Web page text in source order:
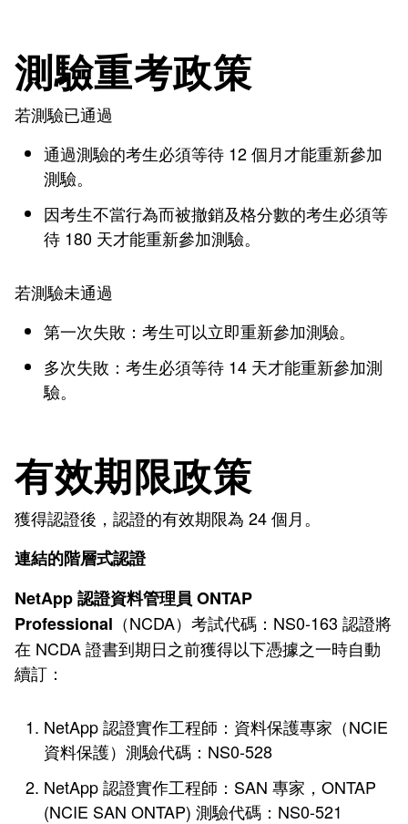
測驗重考政策
若測驗已通過
通過測驗的考生必須等待 12 個月才能重新參加
測驗。
因考生不當行為而被撤銷及格分數的考生必須等
待 180 天才能重新參加測驗。
若測驗未通過
第一次失敗：考生可以立即重新參加測驗。
多次失敗：考生必須等待 14 天才能重新參加測
驗。
有效期限政策
獲得認證後，認證的有效期限為 24 個月。
連結的階層式認證
NetApp 認證資料管理員 ONTAP
Professional （NCDA）考試代碼：NS0-163 認證將
在 NCDA 證書到期日之前獲得以下憑據之一時自動
續訂：
NetApp 認證實作工程師：資料保護專家（NCIE
資料保護）測驗代碼：NS0-528
NetApp 認證實作工程師：SAN 專家，ONTAP
(NCIE SAN ONTAP) 測驗代碼：NS0-521